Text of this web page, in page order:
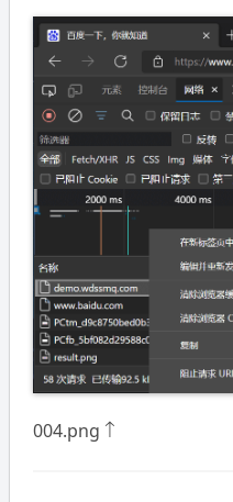
004.png ↑